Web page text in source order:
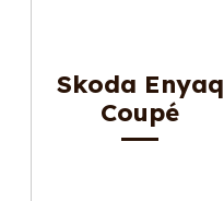
Skoda Enyaq
Coupé